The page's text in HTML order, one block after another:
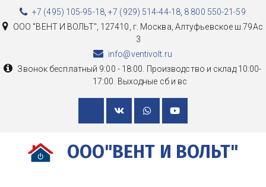
+7 (495) 105-95-18,+7 (929) 514-44-18, 8 800 550-21-59
ООО "ВЕНТ И ВОЛЬТ" 127410, г. Москва Алтуфьевское ш.79Ас
3
info@ventivolt.ru
Звонок бесплатный 9:00 - 18:00. Производство и склад 10:00-
17:00. Выходные сб и вс
ООО"ВЕНТ И ВОЛЬТ"